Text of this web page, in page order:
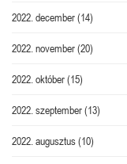
2022. december(14)
2022. november(20)
2022. október(15)
2022. szeptember(13)
2022. augusztus(10)